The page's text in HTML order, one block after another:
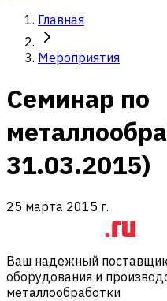
Главная
Мероприятия
Семинар по
31.03.2015)
25 марта 2015 г.
Ваш надежный
оборудования и
металлообработки